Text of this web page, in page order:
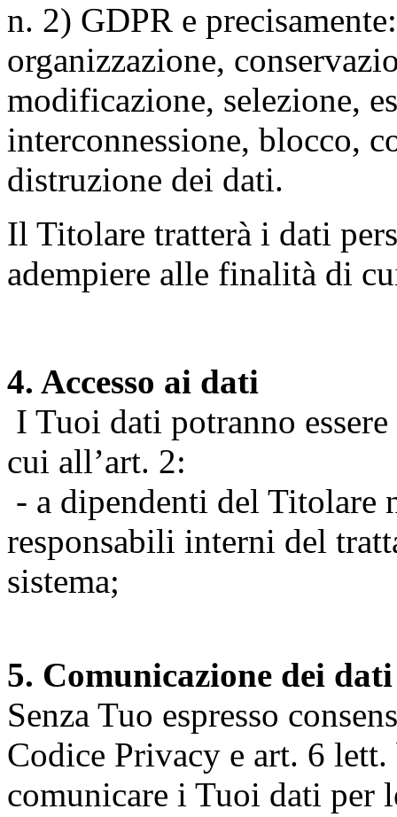
n. 2) GDPR e
organizzazione,
modificazione, selezione,
interconnessione, blocco,
distruzione dei dati.
Il Titolare tratterà i dati
adempiere alle finalità di
4. Accesso ai dati
I Tuoi dati potranno
cui all’art. 2:
- a dipendenti del Titolare
responsabili interni del
sistema;
5. Comunicazione dei dati
Senza Tuo espresso
Codice Privacy e art. 6
comunicare i Tuoi dati per